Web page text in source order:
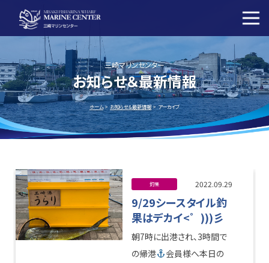
ニュース
各種報告書 よくあるご質問
アクセス
お問い合わせ 個人情報保護方針
三崎マリンセンター
お知らせ＆最新情報
ホーム お知らせ＆最新情報 アーカイブ
釣果 2022.09.29
9/29シースタイル釣
果はデカイ<゜)))彡
朝7時に出港され、3時間で
の帰港
会員様へ本日の